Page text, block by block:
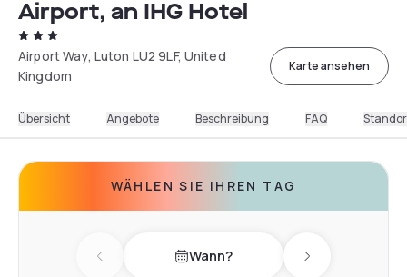
Airport, an IHG Hotel
Airport Way, Luton LU2 9LF, United
Kingdom
Karte ansehen
Übersicht Angebote Beschreibung FAQ
WÄHLEN SIE IHREN TAG
Previous day Wann? Next day